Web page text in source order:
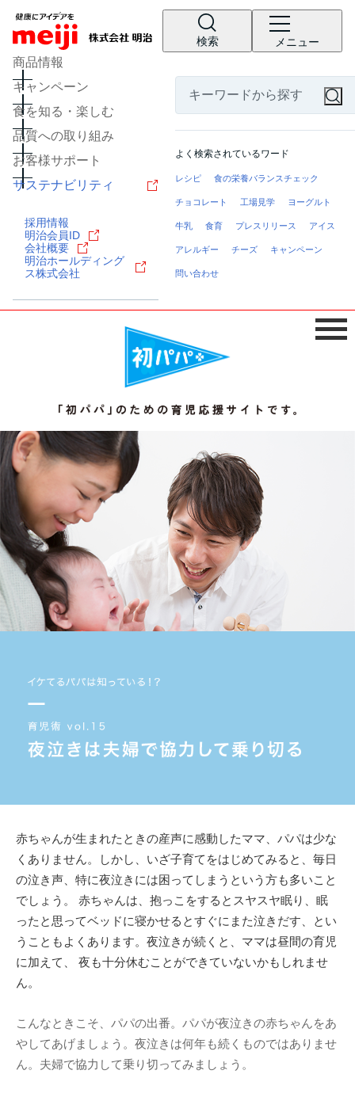
検索 メニュー
商品情報
キャンペーン
食を知る・楽しむ
品質への取り組み
お客様サポート
サステナビリティ
採用情報
明治会員ID
会社概要
明治ホールディング
ス株式会社
よく検索されているワード
レシピ 食の栄養バランスチェック
チョコレート 工場見学 ヨーグルト
牛乳 食育 プレスリリース アイス
アレルギー チーズ キャンペーン
問い合わせ
赤ちゃんが生まれたときの産声に感動したママ、パパは少な
くありません。しかし、いざ子育てをはじめてみると、毎日
の泣き声、特に夜泣きには困ってしまうという方も多いこと
でしょう。 赤ちゃんは、抱っこをするとスヤスヤ眠り、眠
ったと思ってベッドに寝かせるとすぐにまた泣きだす、とい
うこともよくあります。夜泣きが続くと、ママは昼間の育児
に加えて、 夜も十分休むことができていないかもしれませ
ん。
こんなときこそ、パパの出番。パパが夜泣きの赤ちゃんをあ
やしてあげましょう。夜泣きは何年も続くものではありませ
ん。夫婦で協力して乗り切ってみましょう。